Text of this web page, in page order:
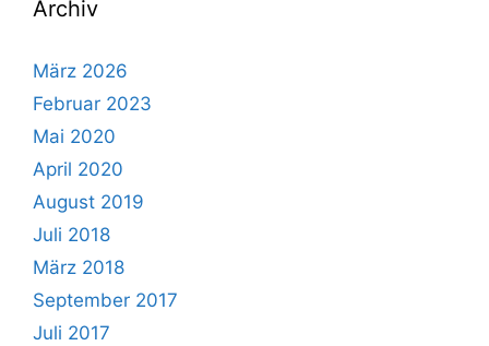
Archiv
März 2026
Februar 2023
Mai 2020
April 2020
August 2019
Juli 2018
März 2018
September 2017
Juli 2017